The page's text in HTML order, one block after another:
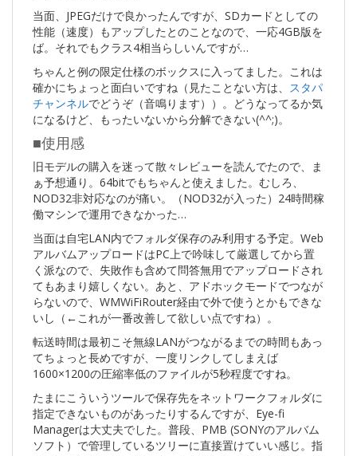
当面、JPEGだけで良かったんですが、SDカードとしての
性能（速度）もアップしたとのことなので、一応4GB版を
ば。それでもクラス4相当らしいんですが…
ちゃんと例の限定仕様のボックスに入ってました。これは
確かにちょっと面白いですね（見たことない方は、 スタパ
チャンネルでどうぞ（音鳴ります））。どうなってるか気
になるけど、もったいないから分解できない(^^;)。
■使用感
旧モデルの購入を迷って散々レビューを読んでたので、ま
ぁ予想通り。64bitでもちゃんと使えました。むしろ、
NOD32非対応なのが痛い。（NOD32が入った）24時間稼
働マシンで運用できなかった…
当面は自宅LAN内でフォルダ保存のみ利用する予定。Web
アルバムアップロードはPC上で吟味して厳選してから置
く派なので、失敗作も含めて問答無用でアップロードされ
てもあまり嬉しくない。あと、アドホックモードでつなが
らないので、WMWiFiRouter経由で外で使うとかもできな
いし（←これが一番改善して欲しい点ですね）。
転送時間は最初こそ無線LANがつながるまでの時間もあっ
てちょっと長めですが、一度リンクしてしまえば
1600×1200の圧縮率低のファイルが5秒程度ですね。
たまにこういうツールで保存先をネットワークフォルダに
指定できないものがあったりするんですが、Eye-fi
Managerは大丈夫でした。普段、PMB (SONYのアルバム
ソフト）で管理しているツリーに直接置けていい感じ。指